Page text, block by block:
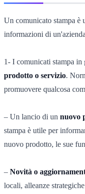
Un comunicato stampa è
informazioni di
1- I comunicati stampa in
prodotto o servizio.
promuovere qualcosa
– Un lancio di un nuovo
stampa è utile per
nuovo prodotto, le sue
– Novità o
locali, alleanze